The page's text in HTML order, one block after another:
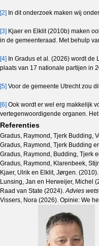
[2] In dit onderzoek maken wij
[3] Kjaer en Elklit (2010b) maken
in de gemeenteraad. Met behulp
[4] In Gradus et al. (2026) wordt
plaats van 17 nationale partijen in
[5] Voor de gemeente Utrecht zou
[6] Ook wordt er wel erg makkelijk
vertegenwoordigende organen.
Referenties
Gradus, Raymond, Tjerk Budding,
Gradus, Raymond, Tjerk Budding
Gradus, Raymond, Budding, Tjerk
Gradus, Raymond, Klarenbeek,
Kjaer, Ulrik en Elklit, Jørgen.
Lunsing, Jan en Herweijer, Michel
Raad van State (2024).Advies
Vissers, Nora (2026). Opinie: We